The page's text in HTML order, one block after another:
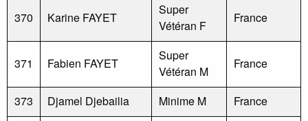
370 Karine FAYET
Super
Vétéran F
France
371 Fabien FAYET
Super
Vétéran M
France
373 Djamel Djebailia Minime M
France